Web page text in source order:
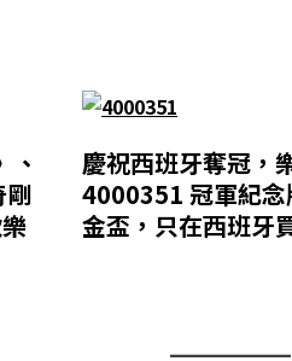
、
剛
慶祝西班牙奪冠，
4000351 冠軍紀念
金盃，只在西班牙